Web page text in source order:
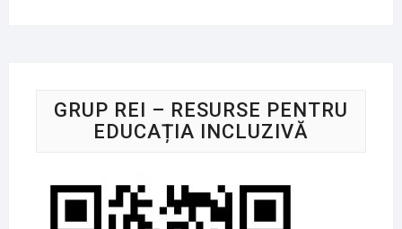
GRUP REI – RESURSE PENTRU
EDUCAȚIA INCLUZIVĂ